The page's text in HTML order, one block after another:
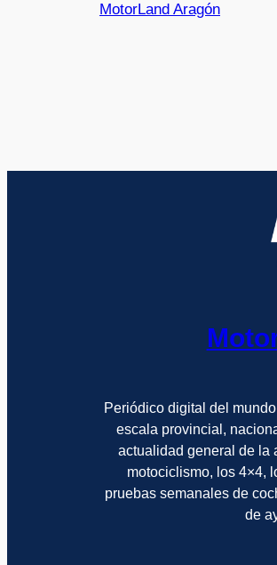
MotorLand Aragón
Periódico digital del
escala provincial,
actualidad general de la
motociclismo, los 4×4,
pruebas semanales de
de